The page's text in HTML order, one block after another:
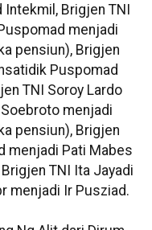
Intekmil, Brigjen TNI
menjadi
pensiun), Brigjen
Puspomad
TNI Soroy Lardo
Soebroto menjadi
pensiun), Brigjen
menjadi Pati Mabes
TNI Ita Jayadi
menjadi Ir Pusziad.